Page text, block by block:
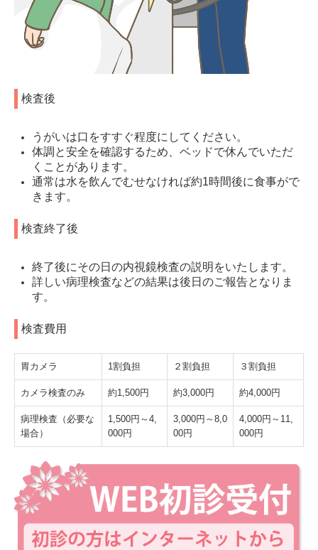
検査後
うがいは口をすすぐ程度にしてください。
体調と安全を確認するため、ベッドで休んでいただ
くことがあります。
通常は水を飲んでむせなければ約1時間後に食事がで
きます。
検査終了後
終了後にその日の内視鏡検査の説明をいたします。
詳しい病理検査などの結果は後日のご報告となりま
す。
検査費用
胃カメラ 1割負担 ２割負担 ３割負担
カメラ検査のみ 約1,500円 約3,000円 約4,000円
病理検査（必要な
場合）
1,500円～4,
000円
3,000円～8,0
00円
4,000円～11,
000円